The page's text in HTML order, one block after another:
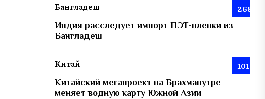
Бангладеш 268
Индия расследует импорт ПЭТ-пленки из
Бангладеш
Китай 101
Китайский мегапроект на Брахмапутре
меняет водную карту Южной Азии